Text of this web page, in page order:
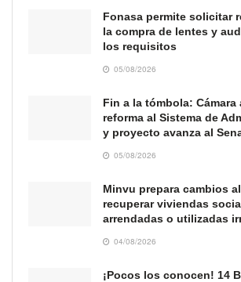
Fonasa permite solicitar
la compra de lentes y
los requisitos
05/08/2026
Fin a la tómbola: Cámara
reforma al Sistema de
y proyecto avanza al
05/08/2026
Minvu prepara cambios
recuperar viviendas
arrendadas o utilizadas
04/08/2026
¡Pocos los conocen! 14